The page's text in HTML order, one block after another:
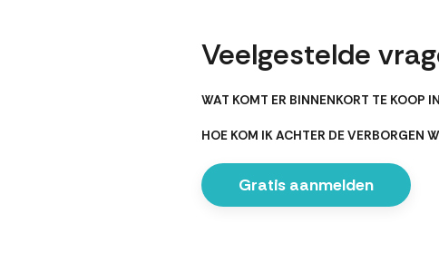
Veelgestelde
WAT KOMT ER BINNENKORT TE KOOP
HOE KOM IK ACHTER DE VERBORGEN
Gratis aanmelden